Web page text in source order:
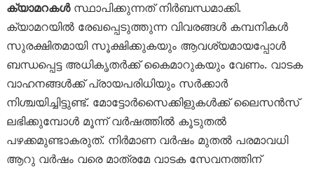
ക്യാമറകൾസ്ഥാപിക്കുന്നത് നിർബന്ധമാക്കി.
ക്യാമറയിൽ രേഖപ്പെടുത്തുന്ന വിവരങ്ങൾ കമ്പനികൾ
സുരക്ഷിതമായി സൂക്ഷിക്കുകയും ആവശ്യമായപ്പോൾ
ബന്ധപ്പെട്ട അധികൃതർക്ക് കൈമാറുകയും വേണം. വാടക
വാഹനങ്ങൾക്ക് പ്രായപരിധിയും സർക്കാർ
നിശ്ചയിച്ചിട്ടുണ്ട്. മോട്ടോർസൈക്കിളുകൾക്ക് ലൈസൻസ്
ലഭിക്കുമ്പോൾ മൂന്ന് വർഷത്തിൽ കൂടുതൽ
പഴക്കമുണ്ടാകരുത്. നിർമാണ വർഷം മുതൽ പരമാവധി
ആറു വർഷം വരെ മാത്രമേ വാടക സേവനത്തിന്